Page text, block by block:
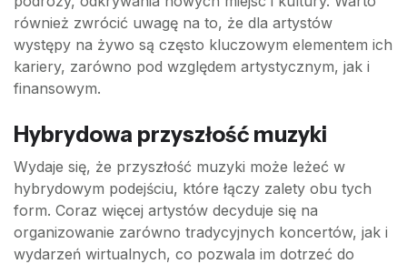
również zwrócić uwagę na to, że dla artystów
występy na żywo są często kluczowym elementem ich
kariery, zarówno pod względem artystycznym, jak i
finansowym.
Hybrydowa przyszłość muzyki
Wydaje się, że przyszłość muzyki może leżeć w
hybrydowym podejściu, które łączy zalety obu tych
form. Coraz więcej artystów decyduje się na
organizowanie zarówno tradycyjnych koncertów, jak i
wydarzeń wirtualnych, co pozwala im dotrzeć do